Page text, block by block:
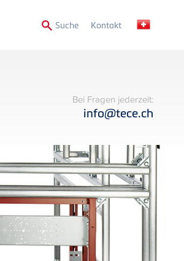
SucheSecondary
Kontakt
Bei Fragen jederzeit:
info@tece.ch